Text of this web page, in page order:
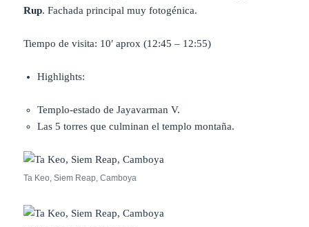
Rup. Fachada principal muy fotogénica.
Tiempo de visita: 10′ aprox (12:45 – 12:55)
Highlights:
Templo-estado de Jayavarman V.
Las 5 torres que culminan el templo montaña.
Ta Keo, Siem Reap, Camboya